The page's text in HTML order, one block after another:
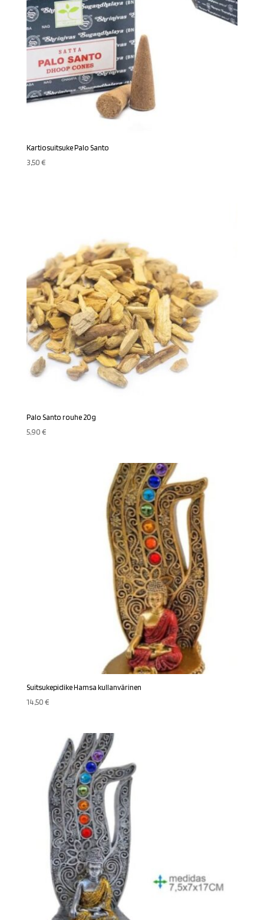
Kartiosuitsuke Palo Santo
3,50€
Palo Santo rouhe 20g
5,90€
Suitsukepidike Hamsa kullanvärinen
14,50€